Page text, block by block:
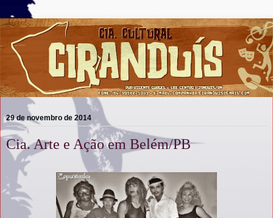
29 de novembro de 2014
Cia. Arte e Ação em Belém/PB